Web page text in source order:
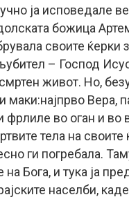
ја исповедале
божица
своите ќерки
– Господ
живот. Но,
маки:најпрво Вера,
во оган и во
тела на своите
ги погребала.
Бога, и тука ја
населби,